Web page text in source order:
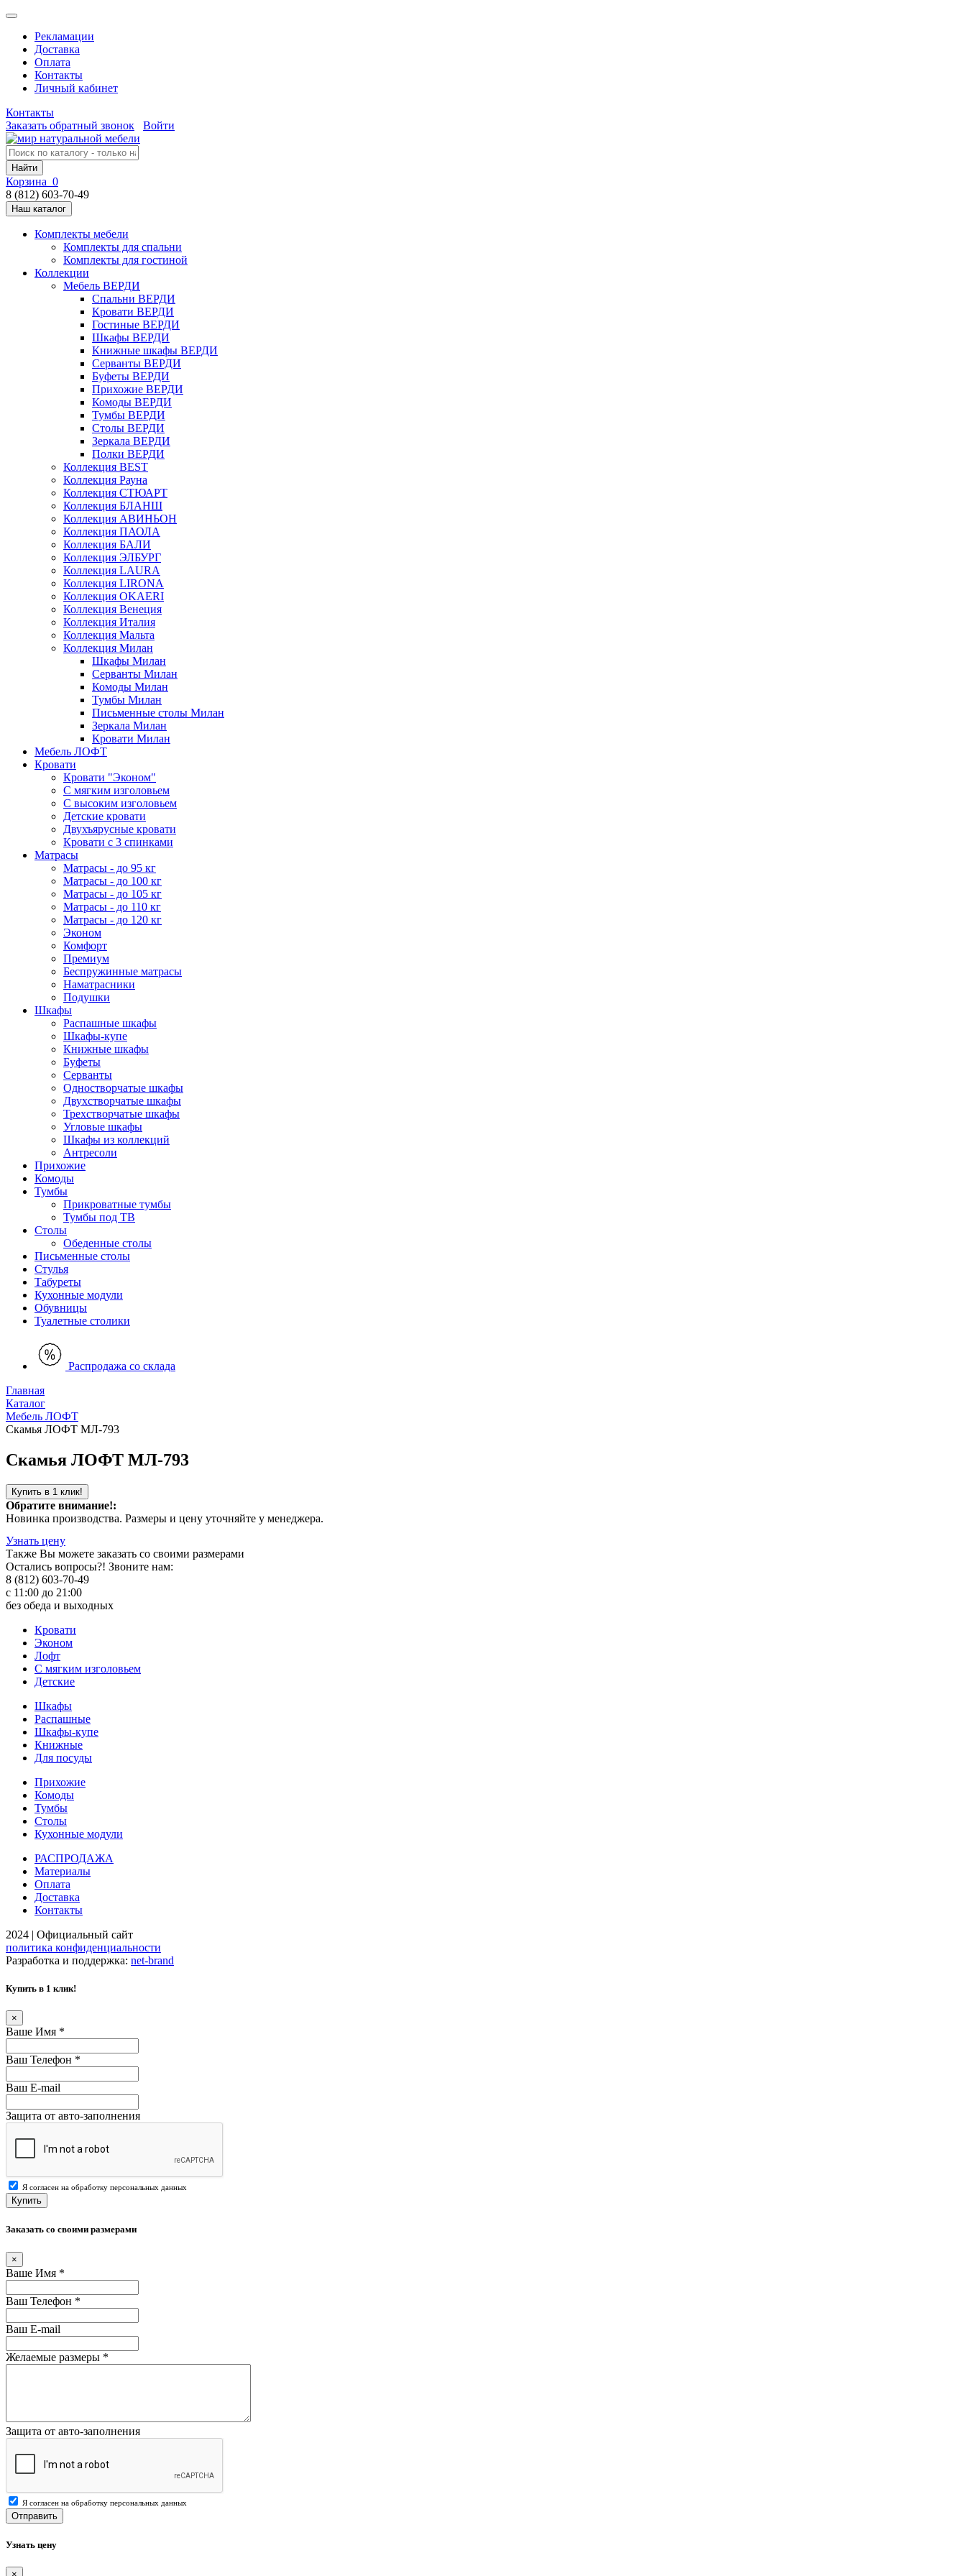
Рекламации
Доставка
Оплата
Контакты
Личный кабинет
Контакты
Заказать обратный звонок
Войти
Найти
Корзина 0
8 (812) 603-70-49
Наш каталог
Комплекты мебели
Комплекты для спальни
Комплекты для гостиной
Коллекции
Мебель ВЕРДИ
Спальни ВЕРДИ
Кровати ВЕРДИ
Гостиные ВЕРДИ
Шкафы ВЕРДИ
Книжные шкафы ВЕРДИ
Серванты ВЕРДИ
Буфеты ВЕРДИ
Прихожие ВЕРДИ
Комоды ВЕРДИ
Тумбы ВЕРДИ
Столы ВЕРДИ
Зеркала ВЕРДИ
Полки ВЕРДИ
Коллекция BEST
Коллекция Рауна
Коллекция СТЮАРТ
Коллекция БЛАНШ
Коллекция АВИНЬОН
Коллекция ПАОЛА
Коллекция БАЛИ
Коллекция ЭЛБУРГ
Коллекция LAURA
Коллекция LIRONA
Коллекция OKAERI
Коллекция Венеция
Коллекция Италия
Коллекция Мальта
Коллекция Милан
Шкафы Милан
Серванты Милан
Комоды Милан
Тумбы Милан
Письменные столы Милан
Зеркала Милан
Кровати Милан
Мебель ЛОФТ
Кровати
Кровати "Эконом"
С мягким изголовьем
С высоким изголовьем
Детские кровати
Двухъярусные кровати
Кровати с 3 спинками
Матрасы
Матрасы - до 95 кг
Матрасы - до 100 кг
Матрасы - до 105 кг
Матрасы - до 110 кг
Матрасы - до 120 кг
Эконом
Комфорт
Премиум
Беспружинные матрасы
Наматрасники
Подушки
Шкафы
Распашные шкафы
Шкафы-купе
Книжные шкафы
Буфеты
Серванты
Одностворчатые шкафы
Двухстворчатые шкафы
Трехстворчатые шкафы
Угловые шкафы
Шкафы из коллекций
Антресоли
Прихожие
Комоды
Тумбы
Прикроватные тумбы
Тумбы под ТВ
Столы
Обеденные столы
Письменные столы
Стулья
Табуреты
Кухонные модули
Обувницы
Туалетные столики
Распродажа со склада
Главная
Каталог
Мебель ЛОФТ
Скамья ЛОФТ МЛ-793
Скамья ЛОФТ МЛ-793
Купить в 1 клик!
Обратите внимание!:
Новинка производства. Размеры и цену уточняйте у менеджера.
Узнать цену
Также Вы можете заказать со своими размерами
Остались вопросы?! Звоните нам:
8 (812) 603-70-49
с 11:00 до 21:00
без обеда и выходных
Кровати
Эконом
Лофт
С мягким изголовьем
Детские
Шкафы
Распашные
Шкафы-купе
Книжные
Для посуды
Прихожие
Комоды
Тумбы
Столы
Кухонные модули
РАСПРОДАЖА
Материалы
Оплата
Доставка
Контакты
2024 | Официальный сайт
политика конфиденциальности
Разработка и поддержка: net-brand
Купить в 1 клик!
×
Ваше Имя *
Ваш Телефон *
Ваш E-mail
Защита от авто-заполнения
Я согласен на обработку персональных данных
Купить
Заказать со своими размерами
×
Ваше Имя *
Ваш Телефон *
Ваш E-mail
Желаемые размеры *
Защита от авто-заполнения
Я согласен на обработку персональных данных
Отправить
Узнать цену